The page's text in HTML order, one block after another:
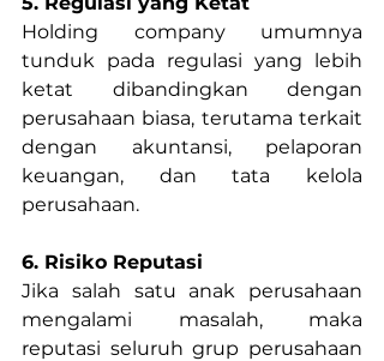
Holding company umumnya
tunduk pada regulasi yang lebih
ketat dibandingkan dengan
perusahaan biasa, terutama terkait
dengan akuntansi, pelaporan
keuangan, dan tata kelola
perusahaan.
6. Risiko Reputasi
Jika salah satu anak perusahaan
mengalami masalah, maka
reputasi seluruh grup perusahaan